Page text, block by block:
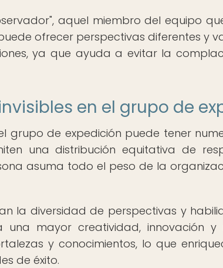
aquel miembro del equipo
ofrecer perspectivas diferentes y
ya que ayuda a evitar la
en el grupo de
grupo de expedición puede tener
una distribución equitativa de
asuma todo el peso de la
la diversidad de perspectivas y
mayor creatividad, innovación y
y conocimientos, lo que
de éxito.